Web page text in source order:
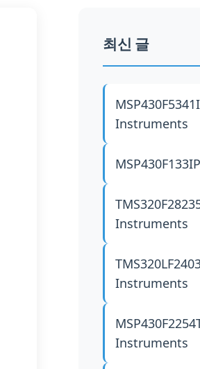
최신 글
Instruments
Instruments
Instruments
Instruments